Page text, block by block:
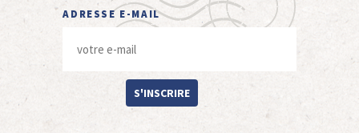
ADRESSE E-MAIL
S'INSCRIRE